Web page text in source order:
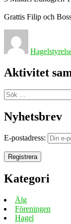
Grattis Filip och
Aktivitet
Sök
efter:
Nyhetsbrev
E-postadress:
Kategori
Älg
Föreningen
Hagel